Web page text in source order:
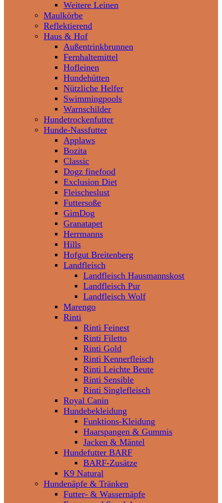
Weitere Leinen
Maulkörbe
Reflektierend
Haus & Hof
Außentrinkbrunnen
Fernhaltemittel
Hofleinen
Hundehütten
Nützliche Helfer
Swimmingpools
Warnschilder
Hundetrockenfutter
Hunde-Nassfutter
Applaws
Bozita
Classic
Dogz finefood
Exclusion Diet
Fleischeslust
Futtersoße
GimDog
Granatapet
Herrmanns
Hills
Hofgut Breitenberg
Landfleisch
Landfleisch Hausmannskost
Landfleisch Pur
Landfleisch Wolf
Marengo
Rinti
Rinti Feinest
Rinti Filetto
Rinti Gold
Rinti Kennerfleisch
Rinti Leichte Beute
Rinti Sensible
Rinti Singlefleisch
Royal Canin
Hundebekleidung
Funktions-Kleidung
Haarspangen & Gummis
Jacken & Mäntel
Hundefutter BARF
BARF-Zusätze
K9 Natural
Hundenäpfe & Tränken
Futter- & Wassernäpfe